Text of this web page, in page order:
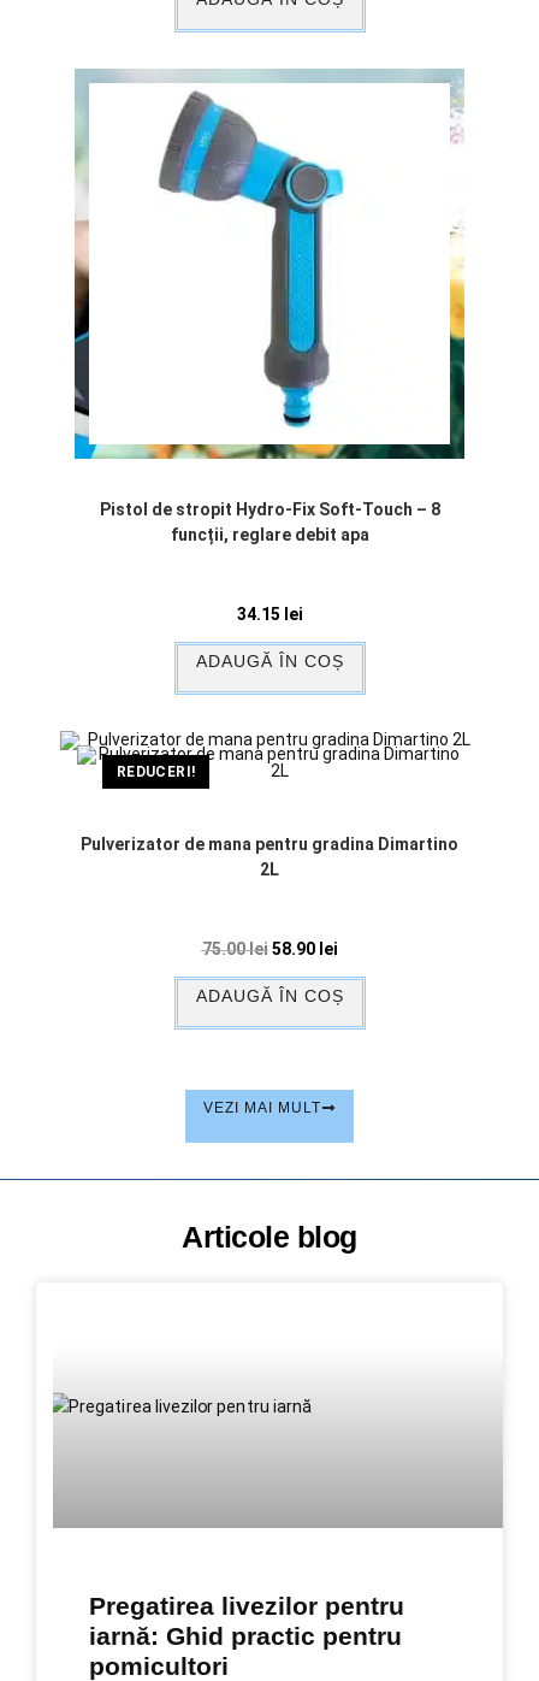
Pistol de stropit Hydro-Fix Soft-Touch – 8
funcții, reglare debit apa
34.15 lei
ADAUGĂ ÎN COȘ
REDUCERI!
Pulverizator de mana pentru gradina Dimartino
2L
75.00lei 58.90 lei
ADAUGĂ ÎN COȘ
VEZI MAI MULT
Articole blog
Pregatirea livezilor pentru
iarnă: Ghid practic pentru
pomicultori